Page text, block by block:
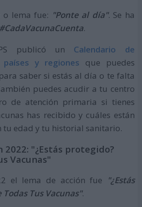
o lema fue: "Ponte al día". Se ha
#CadaVacunaCuenta.
publicó un Calendario de
países y regiones que puedes
saber si estás al día o te falta
puedes acudir a tu centro
de atención primaria si tienes
has recibido y cuáles están
tu edad y tu historial sanitario.
2022: "¿Estás protegido?
Vacunas"
el lema de acción fue
"¿Estás
Tus Vacunas".